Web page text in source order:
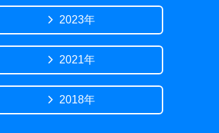
2023年
2021年
2018年